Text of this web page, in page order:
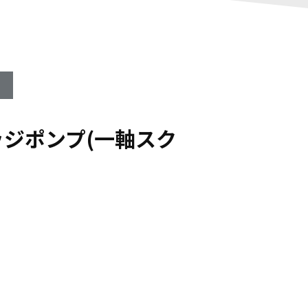
ポンプ(一軸スク